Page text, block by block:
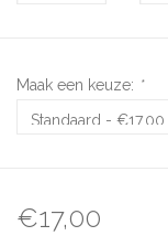
Maak een keuze: *
€17,00